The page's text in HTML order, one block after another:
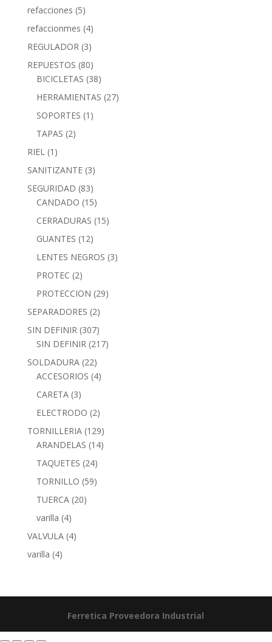
refacciones (5)
refaccionmes (4)
REGULADOR (3)
REPUESTOS (80)
BICICLETAS (38)
HERRAMIENTAS (27)
SOPORTES (1)
TAPAS (2)
RIEL (1)
SANITIZANTE (3)
SEGURIDAD (83)
CANDADO (15)
CERRADURAS (15)
GUANTES (12)
LENTES NEGROS (3)
PROTEC (2)
PROTECCION (29)
SEPARADORES (2)
SIN DEFINIR (307)
SIN DEFINIR (217)
SOLDADURA (22)
ACCESORIOS (4)
CARETA (3)
ELECTRODO (2)
TORNILLERIA (129)
ARANDELAS (14)
TAQUETES (24)
TORNILLO (59)
TUERCA (20)
varilla (4)
VALVULA (4)
varilla (4)
Ferretica Proveedora Industrial